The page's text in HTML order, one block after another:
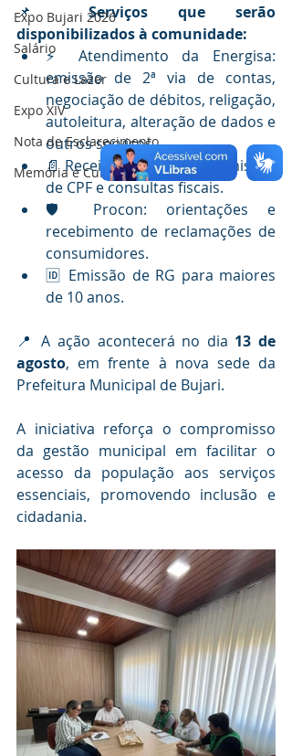
Expo Bujari 2026
Salário
Cultura e Lazer
Expo XIV
Nota de Esclarecimento
Memória e Cultura
📌 Serviços que serão
disponibilizados à comunidade:
⚡ Atendimento da Energisa:
emissão de 2ª via de contas,
negociação de débitos, religação,
autoleitura, alteração de dados e
outros serviços.
📄 Receita Federal – PAV: emissão
de CPF e consultas fiscais.
🛡️ Procon: orientações e
recebimento de reclamações de
consumidores.
🆔 Emissão de RG para maiores
de 10 anos.
📍 A ação acontecerá no dia 13 de
agosto, em frente à nova sede da
Prefeitura Municipal de Bujari.
A iniciativa reforça o compromisso
da gestão municipal em facilitar o
acesso da população aos serviços
essenciais, promovendo inclusão e
cidadania.